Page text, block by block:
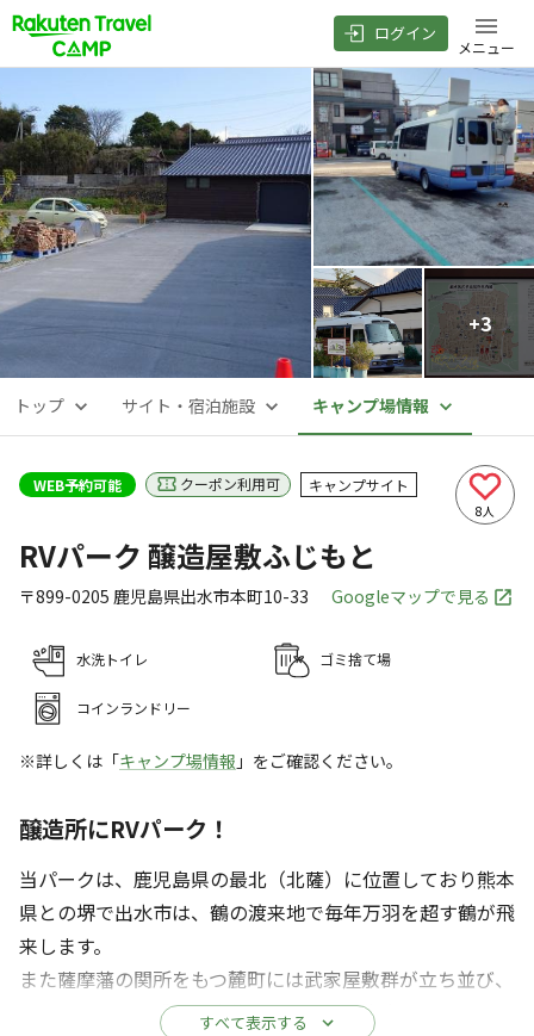
ログイン
メニュー
+3
トップ サイト・宿泊施設 キャンプ場情報
WEB予約可能 クーポン利用可 キャンプサイト
8人
RVパーク 醸造屋敷ふじもと
〒899-0205 鹿児島県出水市本町10-33 Googleマップで見る
水洗トイレ ゴミ捨て場
コインランドリー
※詳しくは「キャンプ場情報 」をご確認ください。
醸造所にRVパーク！
当パークは、鹿児島県の最北（北薩）に位置しており熊本
県との堺で出水市は、鶴の渡来地で毎年万羽を超す鶴が飛
来します。
また薩摩藩の関所をもつ麓町には武家屋敷群が立ち並び、
通りの石垣は、重要歴史的建造物として指定を受けていま
すべて表示する